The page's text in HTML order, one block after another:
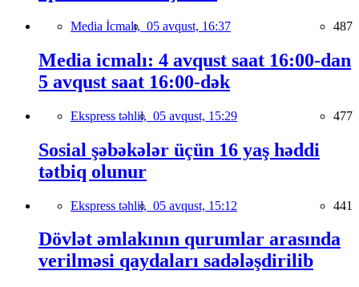
Media İcmalı, 05 avqust, 16:37 487
Media icmalı: 4 avqust saat 16:00-dan
5 avqust saat 16:00-dək
Ekspress təhlil, 05 avqust, 15:29 477
Sosial şəbəkələr üçün 16 yaş həddi
tətbiq olunur
Ekspress təhlil, 05 avqust, 15:12 441
Dövlət əmlakının qurumlar arasında
verilməsi qaydaları sadələşdirilib